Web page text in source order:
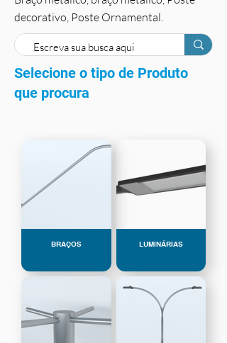
decorativo, Poste Ornamental.
Selecione o tipo de Produto
que procura
BRAÇOS LUMINÁRIAS